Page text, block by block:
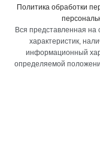
Политика обработки
Вся представленная
характеристик,
информационный
определяемой